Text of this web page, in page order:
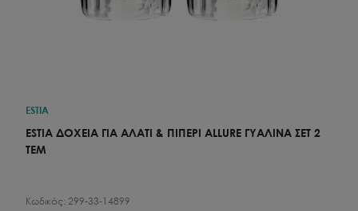
ESTIA
ESTIA ΔΟΧΕΙΑ ΓΙΑ ΑΛΑΤΙ & ΠΙΠΕΡΙ ALLURE ΓΥΑΛΙΝΑ ΣΕΤ 2
TEM
Κωδικός: 299-33-14899